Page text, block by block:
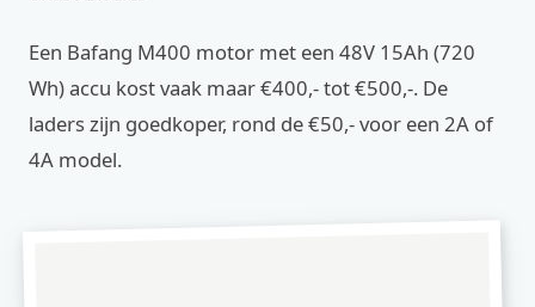
Een Bafang M400 motor met een 48V 15Ah (720
Wh) accu kost vaak maar €400,- tot €500,-. De
laders zijn goedkoper, rond de €50,- voor een 2A of
4A model.